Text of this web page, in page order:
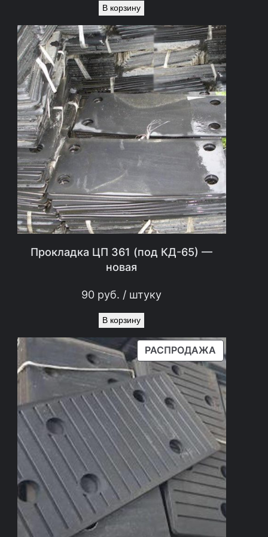
В корзину
Прокладка ЦП 361 (под КД-65) —
новая
90 руб. / штуку
В корзину
РАСПРОДАЖАП
Р
О
Д
А
В
А
Е
М
Ы
Й
Т